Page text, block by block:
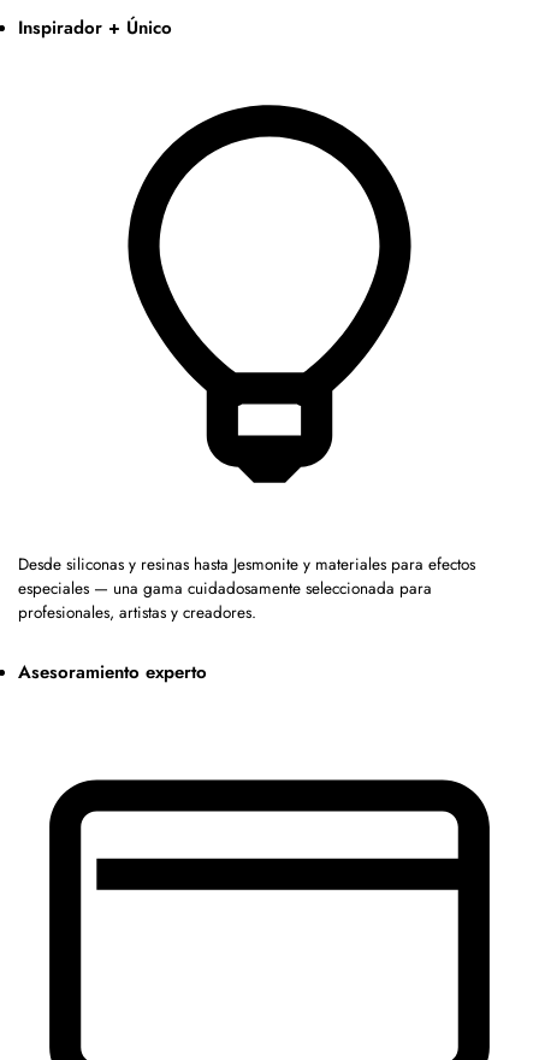
Inspirador + Único
Desde siliconas y resinas hasta Jesmonite y materiales para efectos
especiales — una gama cuidadosamente seleccionada para
profesionales, artistas y creadores.
Asesoramiento experto